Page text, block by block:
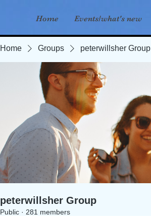
Home Events/what's new
Home Groups peterwillsher Group
peterwillsher Group
Public · 281 members